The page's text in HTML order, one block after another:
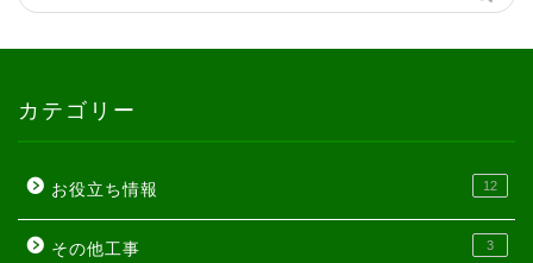
カテゴリー
お役立ち情報 12
その他工事 3